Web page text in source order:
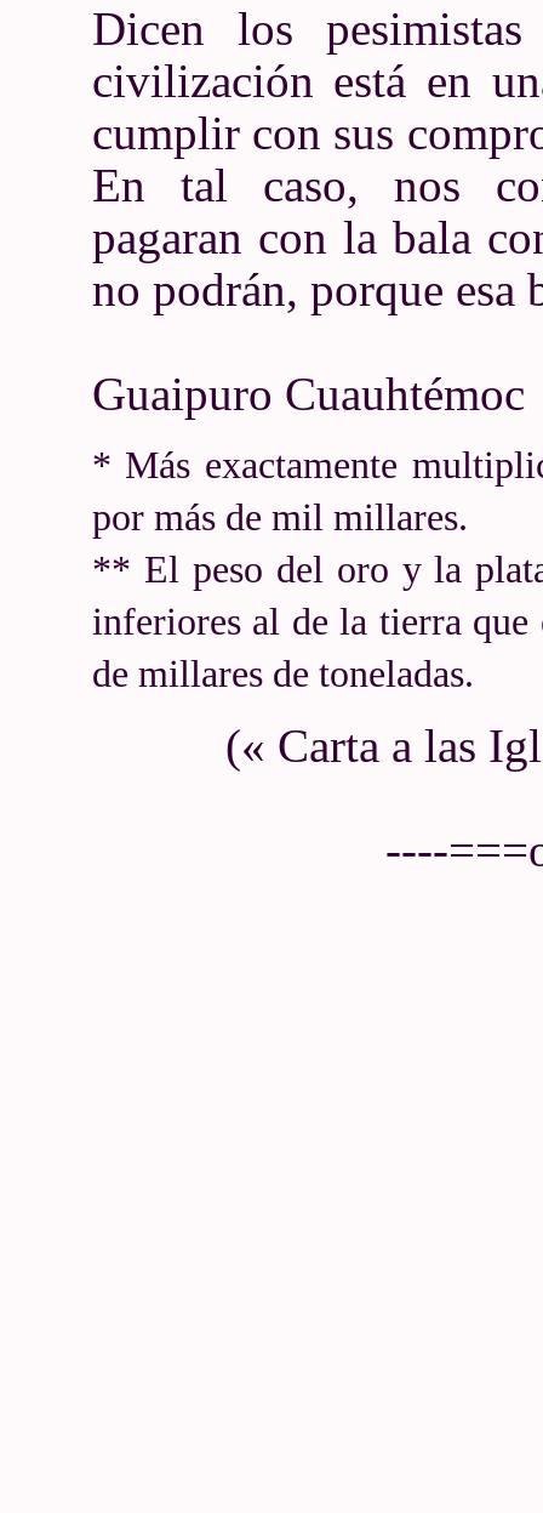
Dicen los
civilización está en
cumplir con sus
En tal caso, nos
pagaran con la bala
no podrán, porque esa
Guaipuro Cuauhtémoc
* Más exactamente
por más de mil millares.
** El peso del oro y la
inferiores al de la tierra que
de millares de toneladas.
(« Carta a las
----